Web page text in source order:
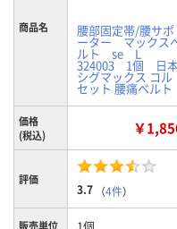
商品名 腰部固定帯/腰サポ
ーター マックス
ルト se L
324003 1個 日
シグマックス コル
セット 腰痛ベルト
価格
(税込)
￥
評価
3.7 （4件）
販売単位